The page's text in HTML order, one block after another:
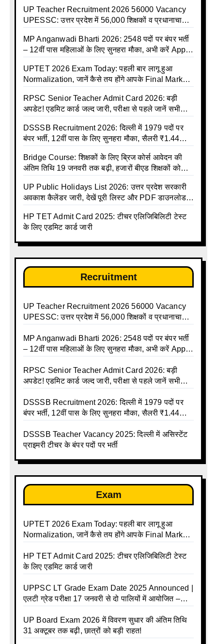
UP Teacher Recruitment 2026 56000 Vacancy
UPESSC: उत्तर प्रदेश में 56,000 शिक्षकों व प्रधानाचार्यों
MP Anganwadi Bharti 2026: 2548 पदों पर बंपर भर्ती
– 12वीं पास महिलाओं के लिए सुनहरा मौका, अभी करें Apply
UPTET 2026 Exam Today: पहली बार लागू हुआ
Normalization, जानें कैसे तय होंगे आपके Final Marks
RPSC Senior Teacher Admit Card 2026: बड़ी
अपडेट! एडमिट कार्ड जल्द जारी, परीक्षा से पहले जानें सभी
DSSSB Recruitment 2026: दिल्ली में 1979 पदों पर
बंपर भर्ती, 12वीं पास के लिए सुनहरा मौका, सैलरी ₹1.44
Bridge Course: शिक्षकों के लिए ब्रिज कोर्स आवेदन की
अंतिम तिथि 19 जनवरी तक बढ़ी, हजारों बीएड शिक्षकों को
UP Public Holidays List 2026: उत्तर प्रदेश सरकारी
अवकाश कैलेंडर जारी, देखें पूरी लिस्ट और PDF डाउनलोड
talika | Sarkari Avkash Talika | Up Holidays List |
Holidays Calendar
HP TET Admit Card 2025: टीचर एलिजिबिलिटी टेस्ट
के लिए एडमिट कार्ड जारी
Recruitment
UP Teacher Recruitment 2026 56000 Vacancy
UPESSC: उत्तर प्रदेश में 56,000 शिक्षकों व प्रधानाचार्यों
MP Anganwadi Bharti 2026: 2548 पदों पर बंपर भर्ती
– 12वीं पास महिलाओं के लिए सुनहरा मौका, अभी करें Apply
RPSC Senior Teacher Admit Card 2026: बड़ी
अपडेट! एडमिट कार्ड जल्द जारी, परीक्षा से पहले जानें सभी
DSSSB Recruitment 2026: दिल्ली में 1979 पदों पर
बंपर भर्ती, 12वीं पास के लिए सुनहरा मौका, सैलरी ₹1.44
DSSSB Teacher Vacancy 2025: दिल्ली में असिस्टेंट
प्राइमरी टीचर के बंपर पदों पर भर्ती
Exam
UPTET 2026 Exam Today: पहली बार लागू हुआ
Normalization, जानें कैसे तय होंगे आपके Final Marks
HP TET Admit Card 2025: टीचर एलिजिबिलिटी टेस्ट
के लिए एडमिट कार्ड जारी
UPPSC LT Grade Exam Date 2025 Announced |
एलटी ग्रेड परीक्षा 17 जनवरी से दो पालियों में आयोजित –
UP Board Exam 2026 में विवरण सुधार की अंतिम तिथि
31 अक्टूबर तक बढ़ी, छात्रों को बड़ी राहत!